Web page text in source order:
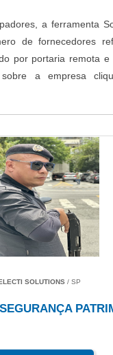
a ferramenta
de fornecedores
por portaria remota
sobre a empresa
ELECTI SOLUTIONS/ SP